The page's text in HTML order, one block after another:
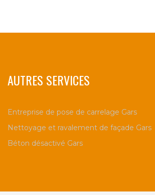
AUTRES SERVICES
Entreprise de pose de carrelage Gars
Nettoyage et ravalement de façade Gars
Béton désactivé Gars